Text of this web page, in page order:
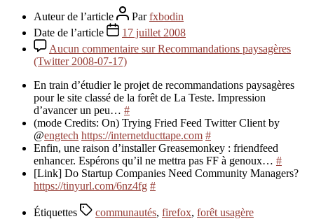
Auteur de l’article Parfxbodin
Date de l’article
17 juillet 2008
Aucun commentaire sur Recommandations paysagères
(Twitter 2008-07-17)
En train d’étudier le projet de recommandations paysagères
pour le site classé de la forêt de La Teste. Impression
d’avancer un peu… #
(mode Credits: On) Trying Fried Feed Twitter Client by
@engtech https://internetducttape.com #
Enfin, une raison d’installer Greasemonkey : friendfeed
enhancer. Espérons qu’il ne mettra pas FF à genoux… #
[Link] Do Startup Companies Need Community Managers?
https://tinyurl.com/6nz4fg #
Étiquettes communautés, firefox, forêt usagère